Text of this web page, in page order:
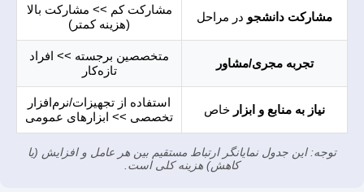
مشارکت دانشجو در مراحل
مشارکت کم >> مشارکت بالا
(هزینه کمتر)
تجربه مجری/مشاور
متخصصین برجسته >> افراد
تازه‌کار
نیاز به منابع و ابزار خاص
استفاده از تجهیزات/نرم‌افزار
تخصصی >> ابزارهای عمومی
توجه: این جدول نمایانگر ارتباط مستقیم بین هر عامل و افزایش (یا
کاهش) هزینه کلی است.